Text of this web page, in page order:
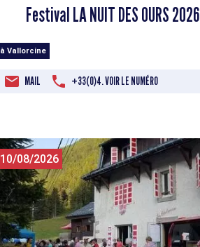
Festival LA NUIT DES OURS 2026
à Vallorcine
MAIL +33(0)4. VOIR LE NUMÉRO
10/08/2026